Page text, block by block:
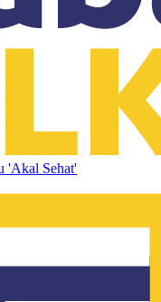
'Akal Sehat'